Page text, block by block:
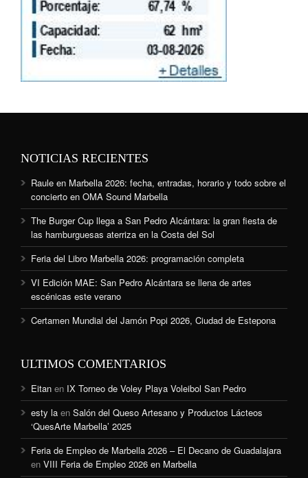
NOTICIAS RECIENTES
Raule en Marbella 2026: fecha, entradas, horario y todo sobre el
concierto en OMA Sound Marbella
The Burger Cup llega a San Pedro Alcántara: la gran fiesta de
las hamburguesas aterriza en la Costa del Sol
Feria del Libro Marbella 2026: programación completa
VI Edición MAE: San Pedro Alcántara se llena de artes
escénicas este verano
Certamen Mundial del Jamón Popi 2026, Ciudad de Estepona
ULTIMOS COMENTARIOS
Eitan en IX Torneo de Voley Playa Voleibol San Pedro
esty la en Salón del Queso Artesano y Productos Lácteos
‘QuesArte Marbella’ 2025
Feria de Empleo de Marbella 2026 – El Decano de Guadalajara
en VIII Feria de Empleo 2026 en Marbella